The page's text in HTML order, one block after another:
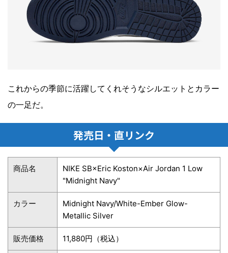
これからの季節に活躍してくれそうなシルエットとカラー
の一足だ。
発売日・直リンク
商品名
NIKE SB×Eric Koston×Air Jordan 1 Low
"Midnight Navy"
カラー
Midnight Navy/White-Ember Glow-
Metallic Silver
販売価格 11,880円（税込）